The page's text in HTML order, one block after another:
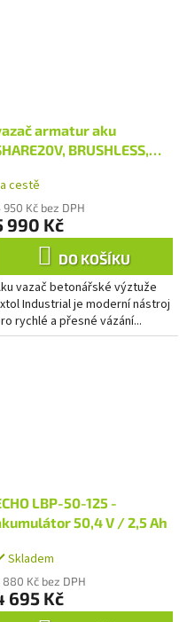
armatur aku
BRUSHLESS,
cestě
950 Kč bez DPH
990 Kč
DO KOŠÍKU
vazač betonářské výztuže
Industrial je moderní nástroj
rychlé a přesné vázání...
LBP-50-125 -
50,4 V / 2,5 Ah
Skladem
880 Kč bez DPH
695 Kč